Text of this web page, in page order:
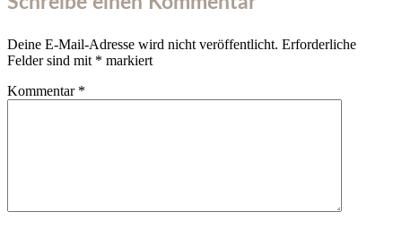
Deine E-Mail-Adresse wird nicht veröffentlicht. Erforderliche
Felder sind mit * markiert
Kommentar *